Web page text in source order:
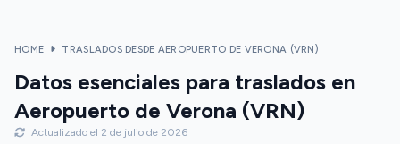
HOME TRASLADOS DESDE AEROPUERTO DE VERONA (VRN)
Datos esenciales para traslados en
Aeropuerto de Verona (VRN)
Actualizado el 2 de julio de 2026